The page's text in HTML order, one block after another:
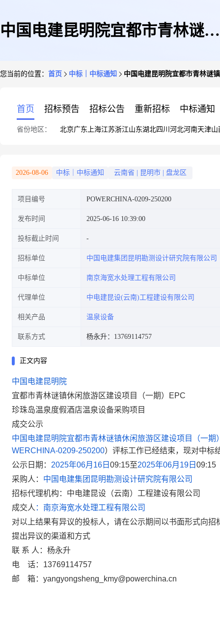
中国电建昆明院宜都市青林谜镇
购项目中标公示
您当前的位置： 首页 中标｜中标通知 中国电建昆明院宜都市青林谜
首页 招标预告 招标公告 重新招标 中标通知
省份地区： 北京广东 上海江苏浙江山东湖北四川 河北河南天津山
2026-08-06 中标｜中标通知 云南省 昆明市 盘龙区
项目编号 POWERCHINA-0209-250200
发布时间 2025-06-16 10:39:00
投标截止时间
招标单位 中国电建集团昆明勘测设计研究院有限公司
中标单位 南京海宽水处理工程有限公司
代理单位 中电建昆设(云南)工程建设有限公司
相关产品 温泉设备
联系方式 杨永升：13769114757
正文内容
中国电建昆明院
宜都市青林谜镇休闲旅游区建设项目（一期）EPC
珍珠岛温泉度假酒店温泉设备采购项目
成交公示
中国电建昆明院宜都市青林谜镇休闲旅游区建设项目（一
WERCHINA-0209-250200）评标工作已经结束，现对中标
公示日期： 2025年06月16日 09:15至2025年06月19日 09:15
采购人： 中国电建集团昆明勘测设计研究院有限公司
招标代理机构：中电建昆设（云南）工程建设有限公司
成交人 ：南京海宽水处理工程有限公司
对以上结果有异议的投标人，请在公示期间以书面形式向招
提出异议的渠道和方式
联 系 人：杨永升
电
话：13769114757
邮
箱：yangyongsheng_kmy@powerchina.cn